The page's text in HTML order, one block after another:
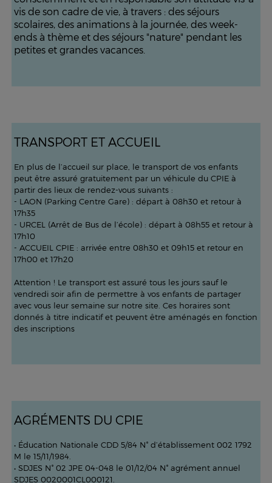
vis de son cadre de vie, à travers : des séjours
scolaires, des animations à la journée, des week-
ends à thème et des séjours "nature" pendant les
petites et grandes vacances.
TRANSPORT ET ACCUEIL
En plus de l’accueil sur place, le transport de vos enfants
peut être assuré gratuitement par un véhicule du CPIE à
partir des lieux de rendez-vous suivants :
- LAON (Parking Centre Gare) : départ à 08h30 et retour à
17h35
- URCEL (Arrêt de Bus de l’école) : départ à 08h55 et retour à
17h10
- ACCUEIL CPIE : arrivée entre 08h30 et 09h15 et retour en
17h00 et 17h20
Attention ! Le transport est assuré tous les jours sauf le
vendredi soir afin de permettre à vos enfants de partager
avec vous leur semaine sur notre site. Ces horaires sont
donnés à titre indicatif et peuvent être aménagés en fonction
des inscriptions
AGRÉMENTS DU CPIE
• Éducation Nationale CDD 5/84 N° d’établissement 002 1792
M le 15/11/1984.
• SDJES N° 02 JPE 04-048 le 01/12/04 N° agrément annuel
SDJES 0020001CL000121.